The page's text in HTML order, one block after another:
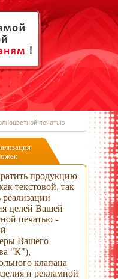
печатью
продукцию
текстовой, так
целей Вашей
печатью -
Вашего
"К"),
клапана
и рекламной